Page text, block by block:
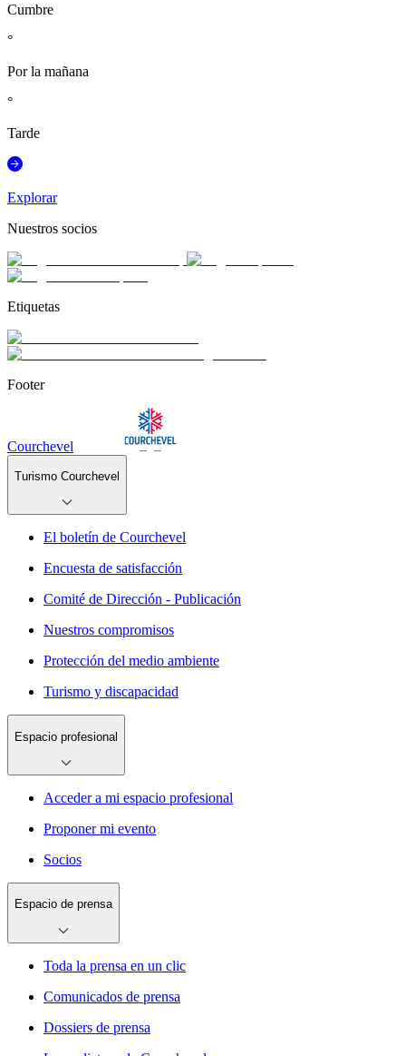
Cumbre
°
Por la mañana
°
Tarde
Explorar
Nuestros socios
Etiquetas
Footer
Courchevel
Turismo Courchevel
El boletín de Courchevel
Encuesta de satisfacción
Comité de Dirección - Publicación
Nuestros compromisos
Protección del medio ambiente
Turismo y discapacidad
Espacio profesional
Acceder a mi espacio profesional
Proponer mi evento
Socios
Espacio de prensa
Toda la prensa en un clic
Comunicados de prensa
Dossiers de prensa